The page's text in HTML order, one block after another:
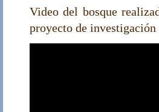
Video del bosque
proyecto de investigación